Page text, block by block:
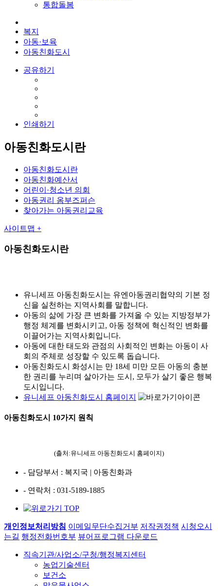
통합돌봄
복지
아동·보육
아동친화도시
공유하기
인쇄하기
아동친화도시란
아동친화도시란
아동친화예산서
어린이·청소년 의회
아동권리 옴부즈퍼슨
찾아가는 아동권리교육
사이트맵 +
아동친화도시란
유니세프 아동친화도시는 유엔아동권리협약의 기본 정
신을 실천하는 지역사회를 말합니다.
아동의 삶에 가장 큰 변화를 가져올 수 있는 지방정부가
행정 체계를 변화시키고, 아동 정책에 혁신적인 변화를
이끌어가는 지역사회입니다.
아동에 대한 태도와 관점의 사회적인 변화는 아동이 사
회의 주체로 성장할 수 있도록 돕습니다.
아동친화도시 화성시는 만 18세 미만 모든 아동의 충분
한 권리를 누리며 살아가는 도시, 모두가 살기 좋은 행복
도시입니다.
유니세프 아동친화도시 홈페이지
아동친화도시 10가지 원칙
(출처:유니세프 아동친화도시 홈페이지)
- 담당부서 : 복지국 | 아동친화과
- 연락처 : 031-5189-1885
개인정보처리방침 이메일무단수집거부 저작권정책 시청오시
는길 행정전화번호부 뷰어프로그램 다운로드
직속기관/사업소/구청/행정복지센터
농업기술센터
보건소